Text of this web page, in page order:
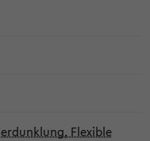
Flexible